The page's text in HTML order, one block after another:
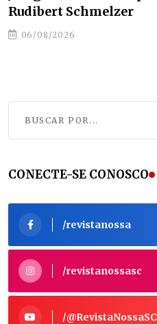
Rudibert Schmelzer
06/08/2026
CONECTE-SE CONOSCO
/revistanossa
/revistanossasc
/@RevistaNossaSC